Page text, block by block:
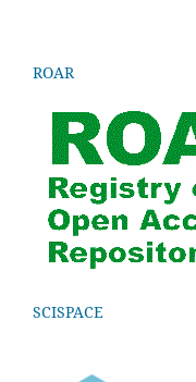
ROAR
SCISPACE